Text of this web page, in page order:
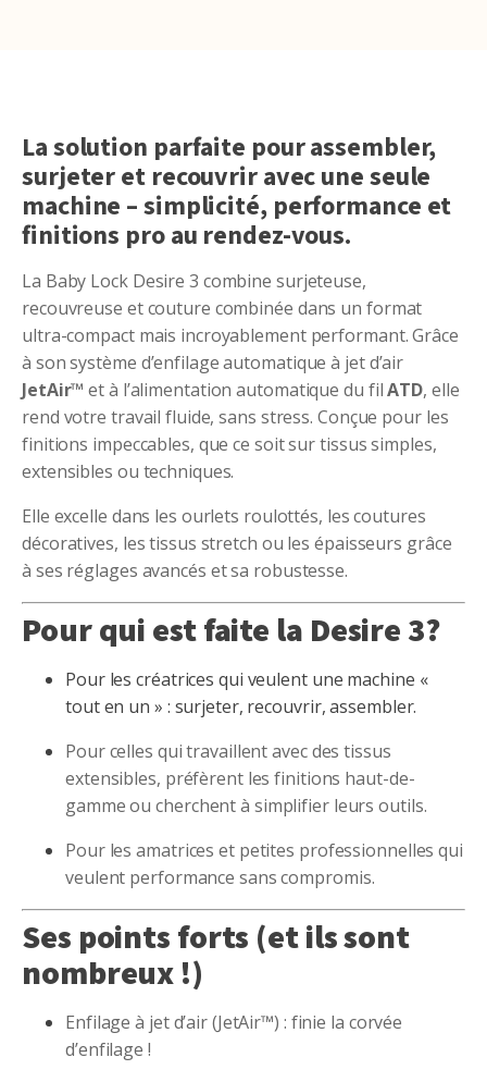
La solution parfaite pour assembler,
surjeter et recouvrir avec une seule
machine – simplicité, performance et
finitions pro au rendez-vous.
La Baby Lock Desire 3 combine surjeteuse,
recouvreuse et couture combinée dans un format
ultra-compact mais incroyablement performant. Grâce
à son système d’enfilage automatique à jet d’air
JetAir™ et à l’alimentation automatique du filATD, elle
rend votre travail fluide, sans stress. Conçue pour les
finitions impeccables, que ce soit sur tissus simples,
extensibles ou techniques.
Elle excelle dans les ourlets roulottés, les coutures
décoratives, les tissus stretch ou les épaisseurs grâce
à ses réglages avancés et sa robustesse.
Pour qui est faite la Desire 3?
Pour les créatrices qui veulent une machine «
tout en un » : surjeter, recouvrir, assembler.
Pour celles qui travaillent avec des tissus
extensibles, préfèrent les finitions haut-de-
gamme ou cherchent à simplifier leurs outils.
Pour les amatrices et petites professionnelles qui
veulent performance sans compromis.
Ses points forts (et ils sont
nombreux !)
Enfilage à jet d’air (JetAir™) : finie la corvée
d’enfilage !